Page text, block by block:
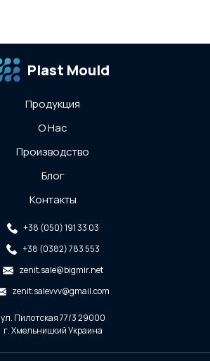
Plast Mould
Продукция
О Нас
Производство
Блог
Контакты
+38 (050) 191 33 03
+38 (0382) 783 553
zenit.sale@bigmir.net
zenit.salevvv@gmail.com
ул. Пилотская 77/3 29000
г. Хмельницкий Украина